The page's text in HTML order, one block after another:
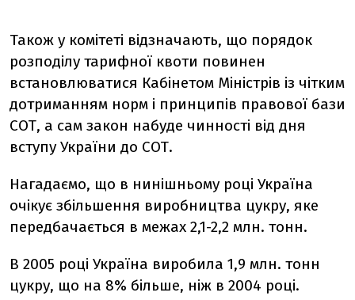
Також у комітеті відзначають, що порядок
розподілу тарифної квоти повинен
встановлюватися Кабінетом Міністрів із чітким
дотриманням норм і принципів правової бази
СОТ, а сам закон набуде чинності від дня
вступу України до СОТ.
Нагадаємо, що в нинішньому році Україна
очікує збільшення виробництва цукру, яке
передбачається в межах 2,1-2,2 млн. тонн.
В 2005 році Україна виробила 1,9 млн. тонн
цукру, що на 8% більше, ніж в 2004 році.